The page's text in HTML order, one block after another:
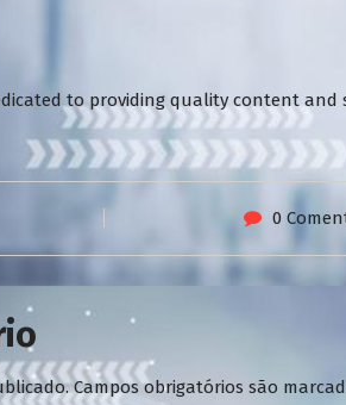
to providing quality content and
0
Campos obrigatórios são